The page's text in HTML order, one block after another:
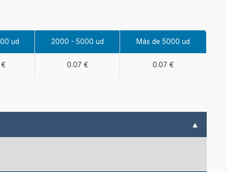
ud 2000 - 5000 ud Más de 5000 ud
€ 0.07 € 0.07 €
▲